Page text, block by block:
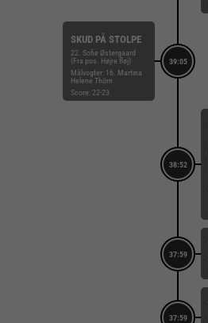
39:05
SKUD PÅ STOLPE
22. Sofie Østergaard
(Fra pos. Højre fløj)
Målvogter: 16. Martina
Helene Thörn
Score: 22-23
38:52
37:59
37:59